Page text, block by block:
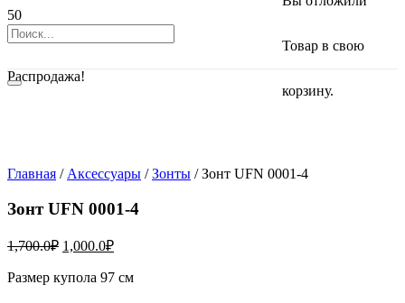
Товарв свою
корзину.
Распродажа!
Главная / Аксессуары /Зонты / Зонт UFN 0001-4
Зонт UFN 0001-4
1,700.0₽ 1,000.0₽
Размер купола 97 см